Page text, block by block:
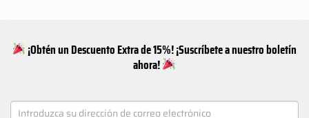
¡Obtén un Descuento Extra de 15%! ¡Suscríbete a nuestro boletín
ahora!
NEWSLETTER